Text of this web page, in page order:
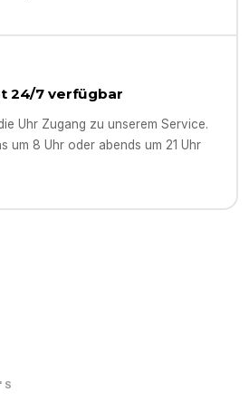
24/7 verfügbar
Uhr Zugang zu unserem Service.
um 8 Uhr oder abends um 21 Uhr